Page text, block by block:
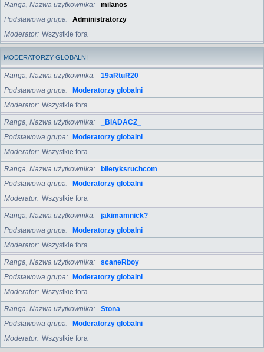
Ranga, Nazwa użytkownika
milanos
Podstawowa grupa
Administratorzy
Moderator Wszystkie fora
MODERATORZY GLOBALNI
Ranga, Nazwa użytkownika
19aRtuR20
Podstawowa grupa
Moderatorzy globalni
Moderator Wszystkie fora
Ranga, Nazwa użytkownika
_BiADACZ_
Podstawowa grupa
Moderatorzy globalni
Moderator Wszystkie fora
Ranga, Nazwa użytkownika
biletyksruchcom
Podstawowa grupa
Moderatorzy globalni
Moderator Wszystkie fora
Ranga, Nazwa użytkownika
jakimamnick?
Podstawowa grupa
Moderatorzy globalni
Moderator Wszystkie fora
Ranga, Nazwa użytkownika
scaneRboy
Podstawowa grupa
Moderatorzy globalni
Moderator Wszystkie fora
Ranga, Nazwa użytkownika
Stona
Podstawowa grupa
Moderatorzy globalni
Moderator Wszystkie fora